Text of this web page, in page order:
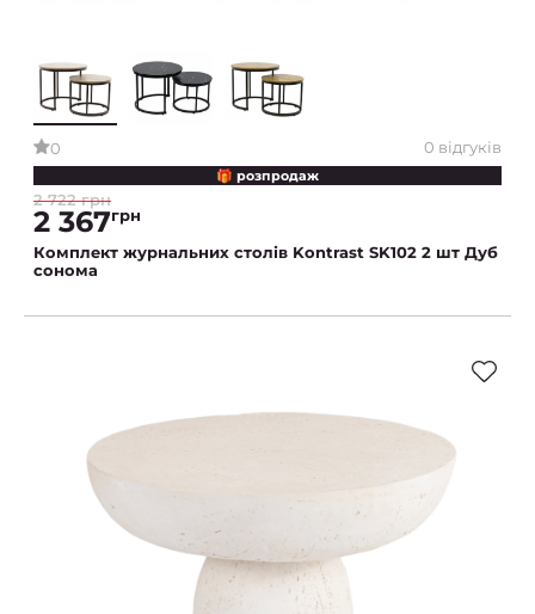
0 0 відгуків
🎁 розпродаж
2 722 грн
2 367грн
Комплект журнальних столів Kontrast SK102 2 шт Дуб
сонома